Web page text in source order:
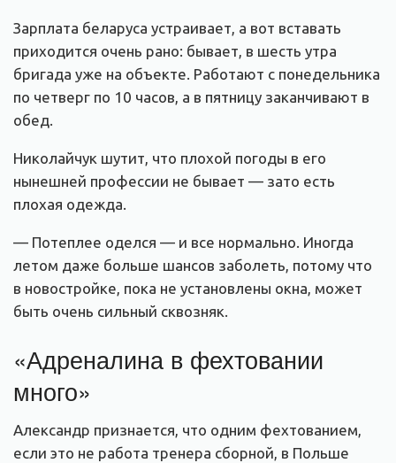
Зарплата беларуса устраивает, а вот вставать
приходится очень рано: бывает, в шесть утра
бригада уже на объекте. Работают с понедельника
по четверг по 10 часов, а в пятницу заканчивают в
обед.
Николайчук шутит, что плохой погоды в его
нынешней профессии не бывает — зато есть
плохая одежда.
— Потеплее оделся — и все нормально. Иногда
летом даже больше шансов заболеть, потому что
в новостройке, пока не установлены окна, может
быть очень сильный сквозняк.
«Адреналина в фехтовании
много»
Александр признается, что одним фехтованием,
если это не работа тренера сборной, в Польше